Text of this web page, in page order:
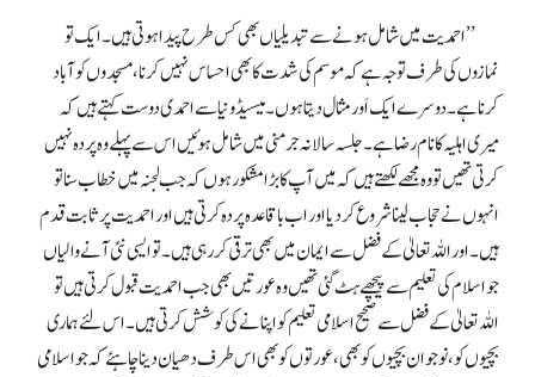
’’احمدیت میں شامل ہونے سے تبدیلیاں بھی کس طرح پیدا ہوتی ہیں۔ ایک تو
نمازوں کی طرف توجہ ہے کہ موسم کی شدت کا بھی احساس نہیں کرنا، مسجدوں کو آباد
کرنا ہے۔ دوسرے ایک اَور مثال دیتا ہوں۔ میسیڈونیا سے احمدی دوست کہتے ہیں کہ
میری اہلیہ کا نام رضا ہے۔ جلسہ سالانہ جرمنی میں شامل ہوئیں اس سے پہلے وہ پردہ نہیں
کرتی تھیں تو وہ مجھے لکھتے ہیں کہ میں آپ کا بڑا مشکور ہوں کہ جب لجنہ میں خطاب سنا تو
انہوں نے حجاب لینا شروع کر دیا اور اب باقاعدہ پردہ کرتی ہیں اور احمدیت پر ثابت قدم
ہیں۔ اور اللہ تعالیٰ کے فضل سے ایمان میں بھی ترقی کر رہی ہیں۔ تو ایسی نئی آنے والیاں
جو اسلام کی تعلیم سے پیچھے ہٹ گئی تھیں وہ عورتیں بھی جب احمدیت قبول کرتی ہیں تو
اللہ تعالیٰ کے فضل سے صحیح اسلامی تعلیم کو اپنانے کی کوشش کرتی ہیں۔ اس لئے ہماری
بچیوں کو، نوجوان بچیوں کو بھی، عورتوں کو بھی اس طرف دھیان دینا چاہئے کہ جو اسلامی